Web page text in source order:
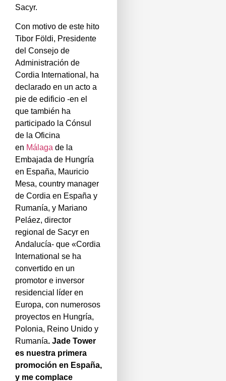
Sacyr.
Con motivo de este hito
Tibor Földi, Presidente
del Consejo de
Administración de
Cordia International, ha
declarado en un acto a
pie de edificio -en el
que también ha
participado la Cónsul
de la Oficina
en Málaga de la
Embajada de Hungría
en España, Mauricio
Mesa, country manager
de Cordia en España y
Rumanía, y Mariano
Peláez, director
regional de Sacyr en
Andalucía- que «Cordia
International se ha
convertido en un
promotor e inversor
residencial líder en
Europa, con numerosos
proyectos en Hungría,
Polonia, Reino Unido y
Rumanía. Jade Tower
es nuestra primera
promoción en España,
y me complace